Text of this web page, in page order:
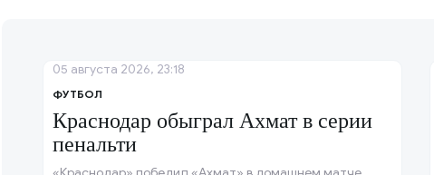
ФУТБОЛ
Краснодар обыграл Ахмат в серии
пенальти
05 августа 2026, 23:18